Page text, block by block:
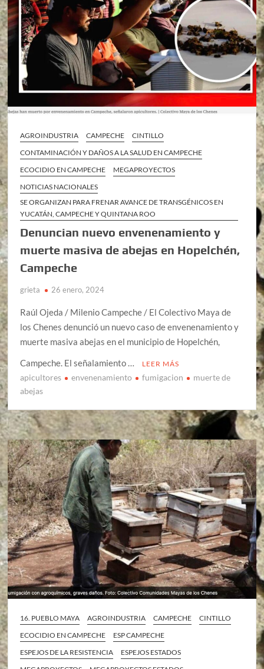
AGROINDUSTRIA CAMPECHE
CINTILLO
CONTAMINACIÓN Y DAÑOS A LA SALUD EN CAMPECHE
ECOCIDIO EN CAMPECHE
MEGAPROYECTOS
NOTICIAS NACIONALES
SE ORGANIZAN PARA FRENAR AVANCE DE TRANSGÉNICOS EN
YUCATÁN, CAMPECHE Y QUINTANA ROO
Denuncian nuevo envenenamiento y
muerte masiva de abejas en Hopelchén,
Campeche
grieta 26 enero, 2024
Raúl Ojeda / Milenio Campeche / El Colectivo Maya de
los Chenes denunció un nuevo caso de envenenamiento y
muerte masiva abejas en el municipio de Hopelchén,
Campeche. El señalamiento …
LEER MÁS
apicultores envenenamiento fumigacion
muerte de
abejas
16. PUEBLO MAYA AGROINDUSTRIA CAMPECHE
CINTILLO
ECOCIDIO EN CAMPECHE
ESP CAMPECHE
ESPEJOS DE LA RESISTENCIA
ESPEJOS ESTADOS